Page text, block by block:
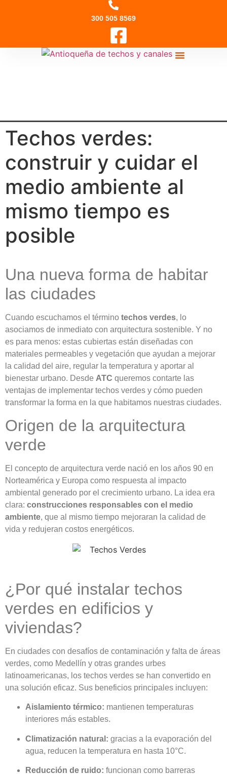
300 505 8569
Techos verdes:
construir y cuidar el
medio ambiente al
mismo tiempo es
posible
Una nueva forma de habitar
las ciudades
Cuando escuchamos el término techos verdes, lo
asociamos de inmediato con arquitectura sostenible. Y no
es para menos: estas cubiertas están diseñadas con
materiales permeables y vegetación que ayudan a mejorar
la calidad del aire, regular la temperatura y aportar al
bienestar urbano. Desde ATC queremos contarte las
ventajas de implementar techos verdes y cómo pueden
transformar la forma en la que habitamos nuestras ciudades.
Origen de la arquitectura
verde
El concepto de arquitectura verde nació en los años 90 en
Norteamérica y Europa como respuesta al impacto
ambiental generado por el crecimiento urbano. La idea era
clara: construcciones responsables con el medio
ambiente, que al mismo tiempo mejoraran la calidad de
vida y redujeran costos energéticos.
¿Por qué instalar techos
verdes en edificios y
viviendas?
En ciudades con desafíos de contaminación y falta de áreas
verdes, como Medellín y otras grandes urbes
latinoamericanas, los techos verdes se han convertido en
una solución eficaz. Sus beneficios principales incluyen:
Aislamiento térmico: mantienen temperaturas
interiores más estables.
Climatización natural: gracias a la evaporación del
agua, reducen la temperatura en hasta 10°C.
Reducción de ruido: funcionan como barreras